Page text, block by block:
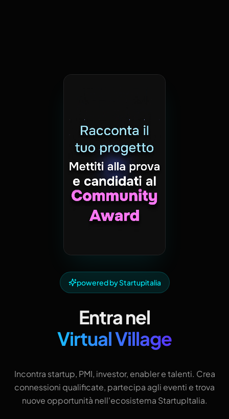
powered by Startupitalia
Entra nel
Virtual Village
Incontra startup, PMI, investor, enabler e talenti. Crea
connessioni qualificate, partecipa agli eventi e trova
nuove opportunità nell'ecosistema StartupItalia.